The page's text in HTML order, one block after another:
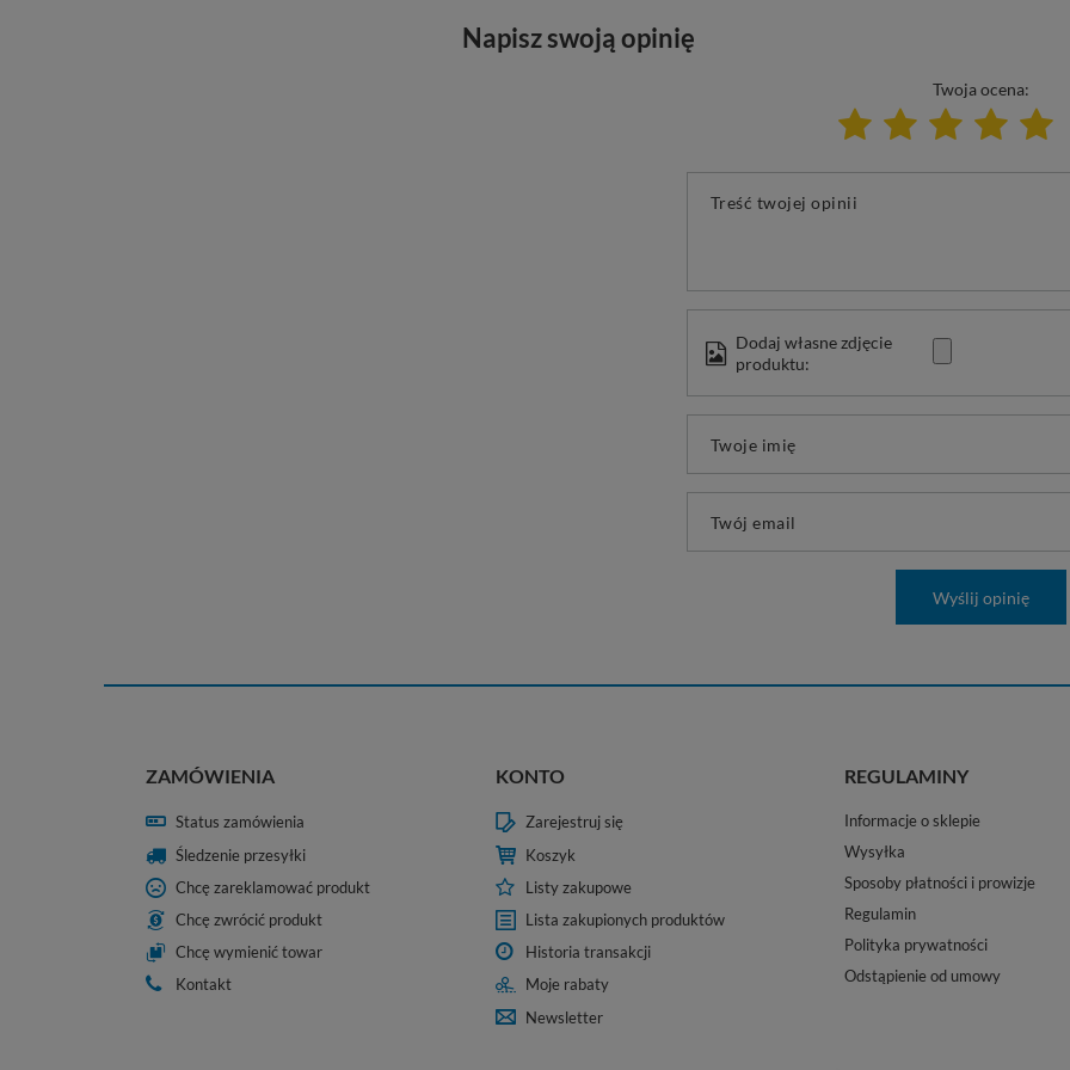
Napisz swoją opinię
Twoja ocena:
Treść twojej opinii
Dodaj własne zdjęcie
produktu:
Twoje imię
Twój email
Wyślij opinię
ZAMÓWIENIA
Status zamówienia
Śledzenie przesyłki
Chcę zareklamować produkt
Chcę zwrócić produkt
Chcę wymienić towar
Kontakt
KONTO
Zarejestruj się
Koszyk
Listy zakupowe
Lista zakupionych produktów
Historia transakcji
Moje rabaty
Newsletter
REGULAMINY
Informacje o sklepie
Wysyłka
Sposoby płatności i prowizje
Regulamin
Polityka prywatności
Odstąpienie od umowy